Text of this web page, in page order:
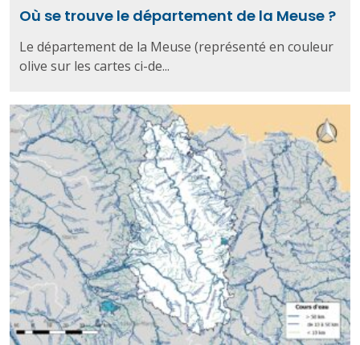
Où se trouve le département de la Meuse ?
Le département de la Meuse (représenté en couleur
olive sur les cartes ci-de...